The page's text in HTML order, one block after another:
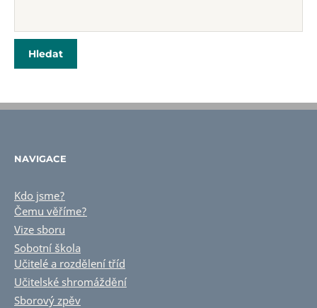
NAVIGACE
Kdo jsme?
Čemu věříme?
Vize sboru
Sobotní škola
Učitelé a rozdělení tříd
Učitelské shromáždění
Sborový zpěv